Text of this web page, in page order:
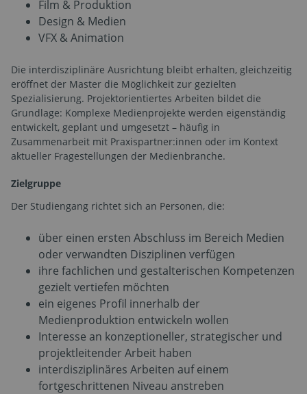
Film & Produktion
Design & Medien
VFX & Animation
Die interdisziplinäre Ausrichtung bleibt erhalten, gleichzeitig
eröffnet der Master die Möglichkeit zur gezielten
Spezialisierung. Projektorientiertes Arbeiten bildet die
Grundlage: Komplexe Medienprojekte werden eigenständig
entwickelt, geplant und umgesetzt – häufig in
Zusammenarbeit mit Praxispartner:innen oder im Kontext
aktueller Fragestellungen der Medienbranche.
Zielgruppe
Der Studiengang richtet sich an Personen, die:
über einen ersten Abschluss im Bereich Medien
oder verwandten Disziplinen verfügen
ihre fachlichen und gestalterischen Kompetenzen
gezielt vertiefen möchten
ein eigenes Profil innerhalb der
Medienproduktion entwickeln wollen
Interesse an konzeptioneller, strategischer und
projektleitender Arbeit haben
interdisziplinäres Arbeiten auf einem
fortgeschrittenen Niveau anstreben